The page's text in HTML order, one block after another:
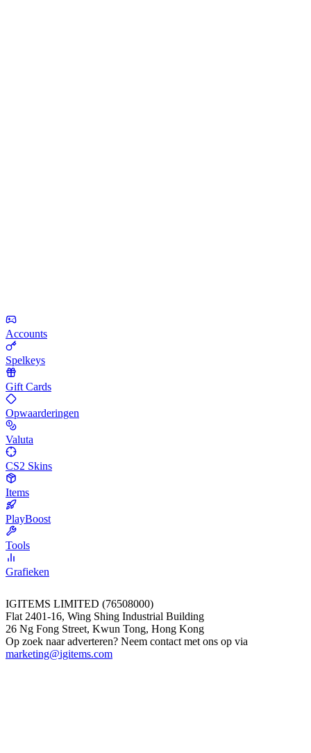
Accounts
Spelkeys
Gift Cards
Opwaarderingen
Valuta
CS2 Skins
Items
PlayBoost
Tools
Grafieken
IGITEMS LIMITED (76508000)
Flat 2401-16, Wing Shing Industrial Building
26 Ng Fong Street, Kwun Tong, Hong Kong
Op zoek naar adverteren? Neem contact met ons op via
marketing@igitems.com